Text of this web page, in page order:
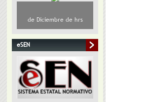
de Diciembre de hrs
eSEN